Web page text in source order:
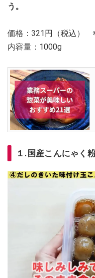
う。
価格：321円（税込）
内容量：1000g
１.国産こんにゃく